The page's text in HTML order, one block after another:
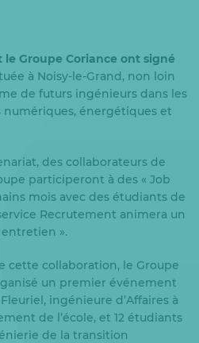
le Groupe Coriance ont signé
à Noisy-le-Grand, non loin
de futurs ingénieurs dans les
énergétiques et
des collaborateurs de
participeront à des « Job
mois avec des étudiants de
Recrutement animera un
».
cette collaboration, le Groupe
un premier événement
ingénieure d’Affaires à
de l’école, et 12 étudiants
de la transition